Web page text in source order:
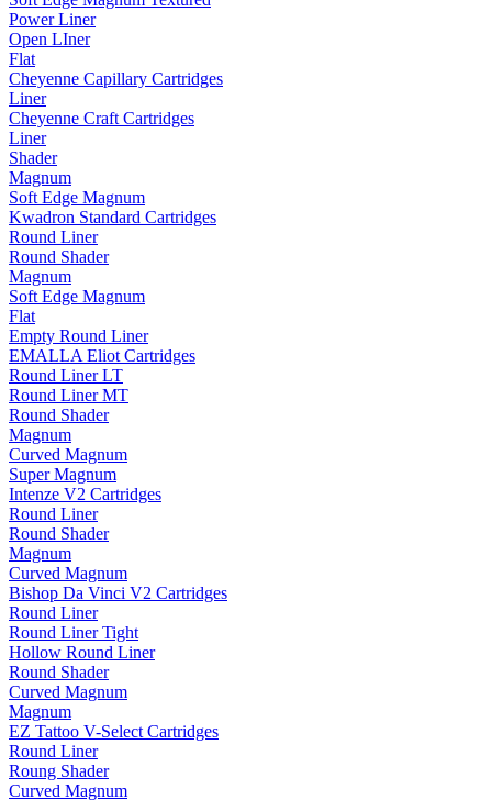
Power Liner
Open LIner
Flat
Cheyenne Capillary Cartridges
Liner
Cheyenne Craft Cartridges
Liner
Shader
Magnum
Soft Edge Magnum
Kwadron Standard Cartridges
Round Liner
Round Shader
Magnum
Soft Edge Magnum
Flat
Empty Round Liner
EMALLA Eliot Cartridges
Round Liner LT
Round Liner MT
Round Shader
Magnum
Curved Magnum
Super Magnum
Intenze V2 Cartridges
Round Liner
Round Shader
Magnum
Curved Magnum
Bishop Da Vinci V2 Cartridges
Round Liner
Round Liner Tight
Hollow Round Liner
Round Shader
Curved Magnum
Magnum
EZ Tattoo V-Select Cartridges
Round Liner
Roung Shader
Curved Magnum